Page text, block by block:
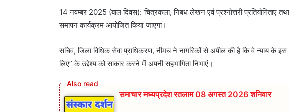
14 नवम्बर 2025 (बाल दिवस): चित्रकला, निबंध लेखन एवं प्रश्नोत्तरी प्रतियोगिताएं
समापन कार्यक्रम आयोजित किया जाएगा।
सचिव, जिला विधिक सेवा प्राधिकरण, नीमच ने नागरिकों से अपील की है कि वे न्याय
लिए” के उद्देश्य को साकार करने में अपनी सहभागिता निभाएं।
समाचार मध्यप्रदेश रतलाम 08 अगस्त 2026 शनिवार